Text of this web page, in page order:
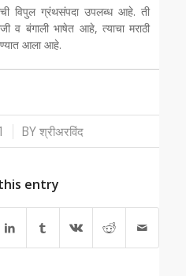
विपुल ग्रंथसंपदा उपलब्ध आहे. ती
व बंगाली भाषेत आहे, त्याचा मराठी
आला आहे.
BYश्रीअरविंद
entry